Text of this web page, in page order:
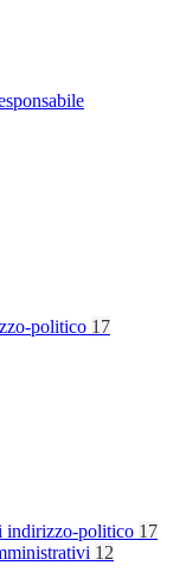
politico 17
indirizzo-politico 17
12